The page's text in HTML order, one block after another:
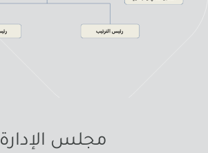
مجلس الإدارة